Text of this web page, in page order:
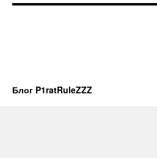
Блог P1ratRuleZZZ